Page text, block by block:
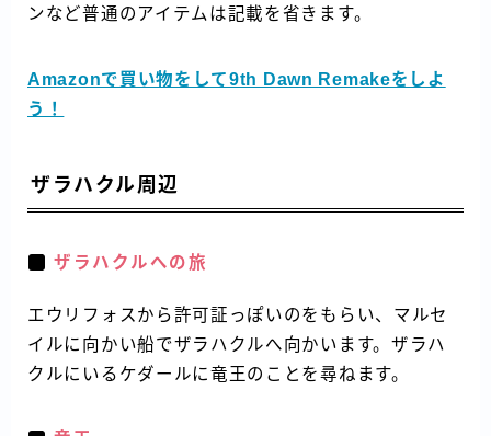
ンなど普通のアイテムは記載を省きます。
Amazonで買い物をして9th Dawn Remakeをしよ
う！
ザラハクル周辺
ザラハクルへの旅
エウリフォスから許可証っぽいのをもらい、マルセ
イルに向かい船でザラハクルへ向かいます。ザラハ
クルにいるケダールに竜王のことを尋ねます。